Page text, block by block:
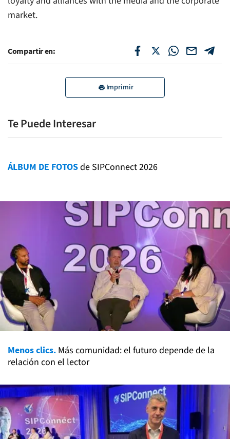
market.
Compartir en:
Imprimir
Te Puede Interesar
ÁLBUM DE FOTOSde SIPConnect 2026
Menos clics. Más comunidad: el futuro depende de la
relación con el lector